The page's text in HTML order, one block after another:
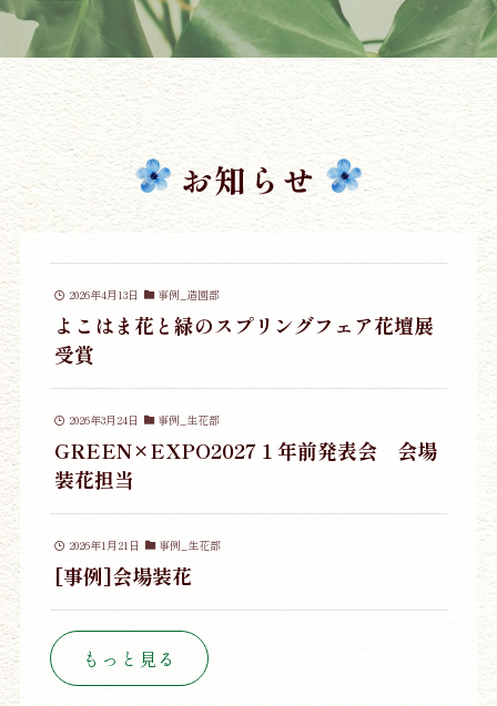
お知らせ
2026年4月13日 事例_造園部
よこはま花と緑のスプリングフェア花壇展
受賞
2026年3月24日 事例_生花部
GREEN×EXPO2027１年前発表会 会場
装花担当
2026年1月21日 事例_生花部
[事例]会場装花
もっと見る